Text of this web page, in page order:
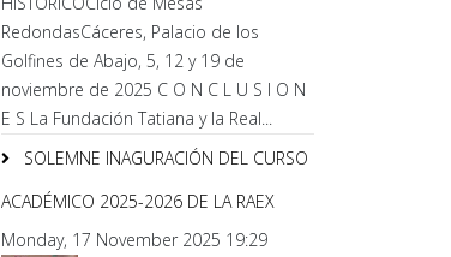
RedondasCáceres, Palacio de los
Golfines de Abajo, 5, 12 y 19 de
noviembre de 2025 C O N C L U S I O N
E S La Fundación Tatiana y la Real...
SOLEMNE INAGURACIÓN DEL CURSO
ACADÉMICO 2025-2026 DE LA RAEX
Monday, 17 November 2025 19:29